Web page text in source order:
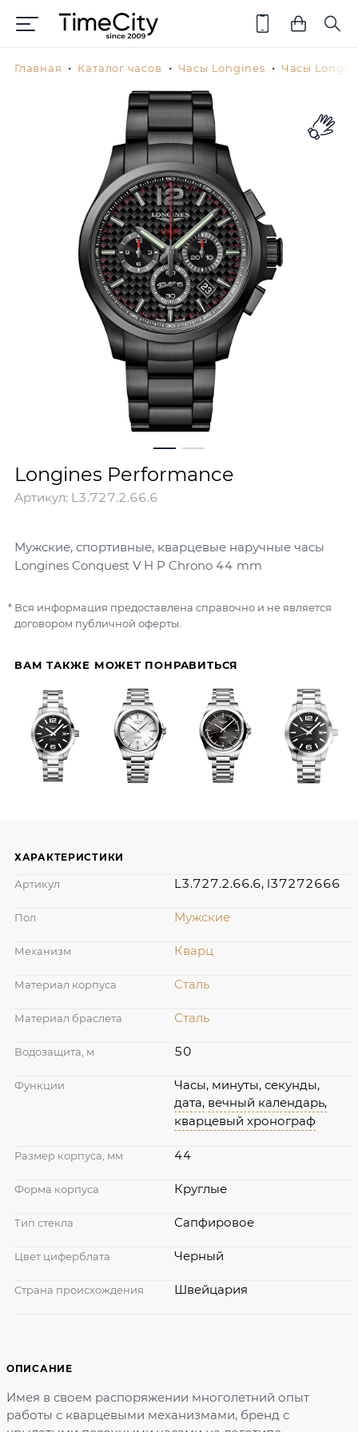
Главная Каталог часов Часы Longines Часы
Longines Performance
Артикул: L3.727.2.66.6
Мужские, спортивные, кварцевые наручные часы
Longines Conquest V H P Chrono 44 mm
ВАМ ТАКЖЕ МОЖЕТ ПОНРАВИТЬСЯ
Вся информация предоставлена справочно и не является
договором публичной оферты.
ОПИСАНИЕ
Имея в своем распоряжении многолетний опыт
работы с кварцевыми механизмами, бренд с
ХАРАКТЕРИСТИКИ
Артикул L3.727.2.66.6, l37272666
Пол Мужские
Механизм Кварц
Материал корпуса Сталь
Материал браслета Сталь
Водозащита, м 50
Функции
Часы, минуты, секунды,
дата, вечный календарь,
кварцевый хронограф
Размер корпуса, мм 44
Форма корпуса Круглые
Тип стекла Сапфировое
Цвет циферблата Черный
Страна происхождения Швейцария